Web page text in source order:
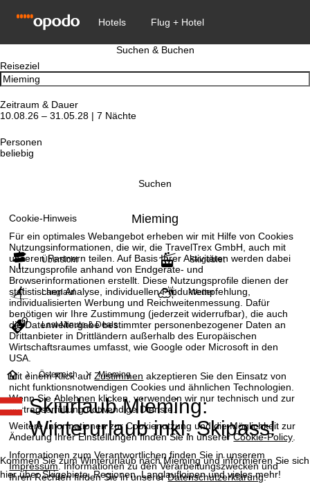
Cookie-Hinweis
Für ein optimales Webangebot erheben wir mit Hilfe von Cookies
Nutzungsinformationen, die wir, die TravelTrex GmbH, auch mit
unseren Partnern teilen. Auf Basis Ihrer Aktivitäten werden dabei
Nutzungsprofile anhand von Endgeräte- und
Browserinformationen erstellt. Diese Nutzungsprofile dienen der
statistischen Analyse, individuellen Produktempfehlung,
individualisierten Werbung und Reichweitenmessung. Dafür
benötigen wir Ihre Zustimmung (jederzeit widerrufbar), die auch
die Datenweitergabe bestimmter personenbezogener Daten an
Drittanbieter in Drittländern außerhalb des Europäischen
Wirtschaftsraumes umfasst, wie Google oder Microsoft in den
USA.
Mit einem Klick aufZustimmen akzeptieren Sie den Einsatz von
nicht funktionsnotwendigen Cookies und ähnlichen Technologien.
Wenn SieAblehnen klicken, verwenden wir nur technisch und zur
Vertragserfüllung notwendige Dienste.
Weitere Informationen zur Cookienutzung und die Möglichkeit zur
Änderung Ihrer Einstellungen finden Sie in unsererCookie-Policy.
Informationen zum Verantwortlichen finden Sie in unserem
Impressum. Informationen zu den Verarbeitungszwecken und
Ihren Rechten finden Sie in unsererDatenschutzerklärung.
Suchen & Buchen
Reiseziel
Zeitraum & Dauer
10.08.26 – 31.05.28 | 7 Nächte
Personen
beliebig
Suchen
Mieming
Übersicht Skigebiet
Langlauf Wetter
Last-Minute & Deals
S
t
a
r
Österreich Mieming
Skiurlaub Mieming:
Winterurlaub inkl. Skipass!
Kommen Sie zum Winterurlaub nach Mieming und informieren Sie sich
hier über Skigebiete, Regionen, Langlaufloipen und vieles mehr!